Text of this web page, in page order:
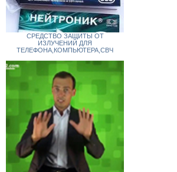
СРЕДСТВО ЗАЩИТЫ ОТ
ИЗЛУЧЕНИЙ ДЛЯ
ТЕЛЕФОНА,КОМПЬЮТЕРА,СВЧ